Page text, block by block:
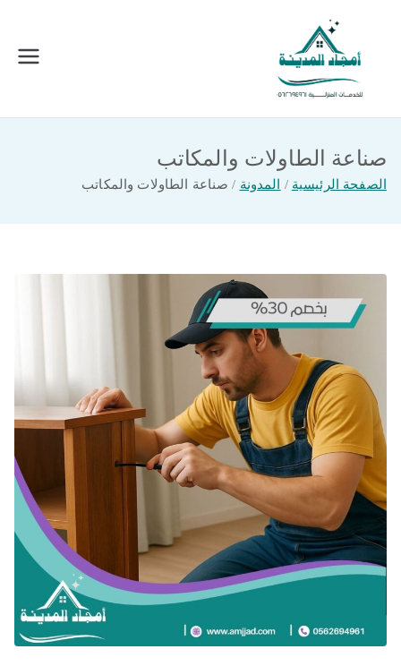
المحتوى
امجاد المدينة للخدمات المنزلية
صناعة الطاولات والمكاتب
الصفحة الرئيسية المدونة صناعة الطاولات والمكاتب